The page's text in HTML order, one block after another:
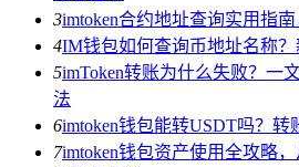
3imtoken合约地址查询实用指
4IM钱包如何查询币地址名称
5imToken转账为什么失败？一
法
6imtoken钱包能转USDT吗？转
7imtoken钱包资产使用全攻略